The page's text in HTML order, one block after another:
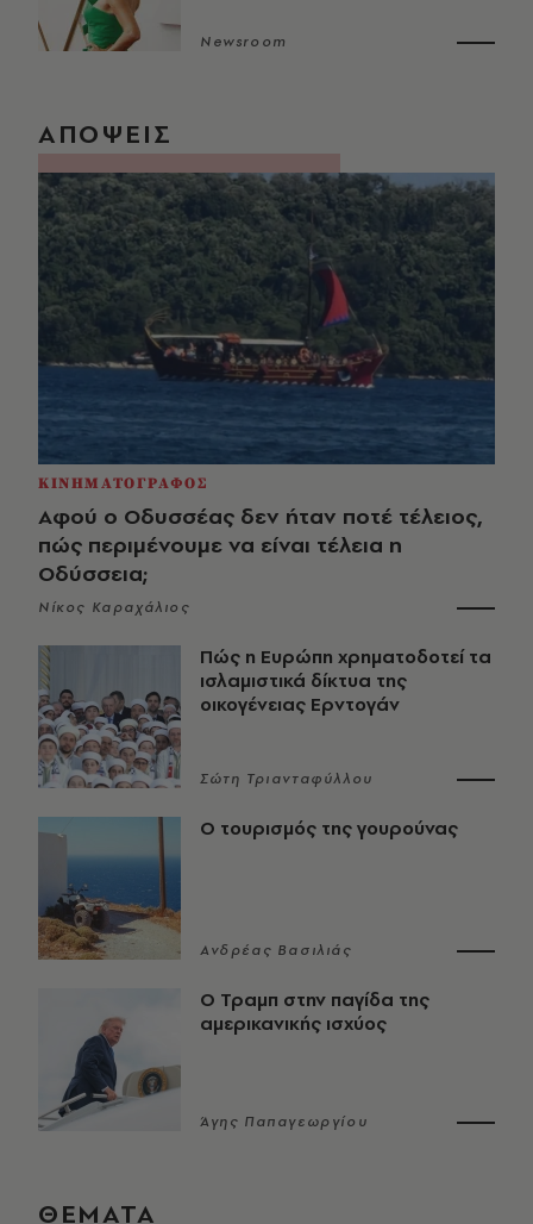
Newsroom
ΑΠΟΨΕΙΣ
ΚΙΝΗΜΑΤΟΓΡΑΦΟΣ
Αφού ο Οδυσσέας δεν ήταν ποτέ τέλειος,
πώς περιμένουμε να είναι τέλεια η
Οδύσσεια;
Νίκος Καραχάλιος
Πώς η Ευρώπη χρηματοδοτεί τα
ισλαμιστικά δίκτυα της
οικογένειας Ερντογάν
Σώτη Τριανταφύλλου
Ο τουρισμός της γουρούνας
Ανδρέας Βασιλιάς
Ο Τραμπ στην παγίδα της
αμερικανικής ισχύος
Άγης Παπαγεωργίου
ΘΕΜΑΤΑ